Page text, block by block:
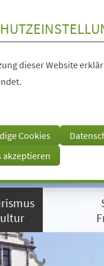
dieser Website
Cookies
akzeptieren